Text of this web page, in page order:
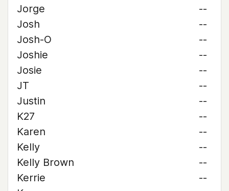
Jorge
--
Josh
--
Josh-O
--
Joshie
--
Josie
--
JT
--
Justin
--
K27
--
Karen
--
Kelly
--
Kelly Brown
--
Kerrie
--